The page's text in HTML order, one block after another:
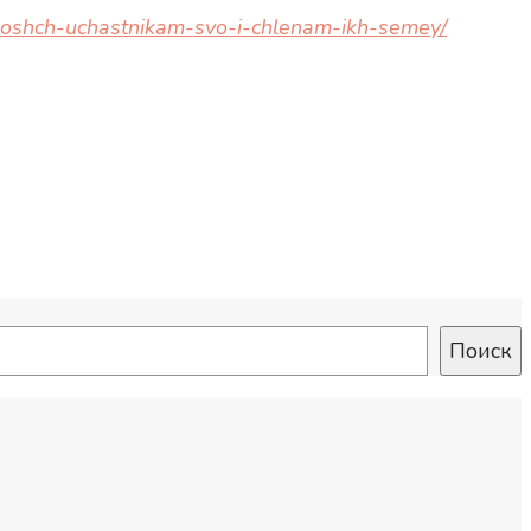
uchastnikam-svo-i-chlenam-ikh-semey/
Поиск